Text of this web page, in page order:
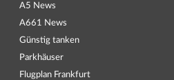
A5 News
A661 News
Günstig tanken
Parkhäuser
Flugplan Frankfurt